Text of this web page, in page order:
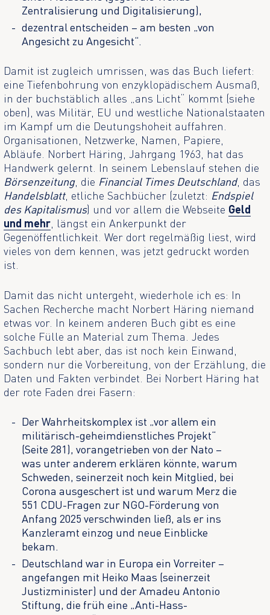
Zentralisierung und Digitalisierung),
dezentral entscheiden – am besten „von
Angesicht zu Angesicht“.
Damit ist zugleich umrissen, was das Buch liefert:
eine Tiefenbohrung von enzyklopädischem Ausmaß,
in der buchstäblich alles „ans Licht“ kommt (siehe
oben), was Militär, EU und westliche Nationalstaaten
im Kampf um die Deutungshoheit auffahren.
Organisationen, Netzwerke, Namen, Papiere,
Abläufe. Norbert Häring, Jahrgang 1963, hat das
Handwerk gelernt. In seinem Lebenslauf stehen die
Börsenzeitung, die Financial Times Deutschland, das
Handelsblatt, etliche Sachbücher (zuletzt: Endspiel
des Kapitalismus) und vor allem die Webseite Geld
und mehr , längst ein Ankerpunkt der
Gegenöffentlichkeit. Wer dort regelmäßig liest, wird
vieles von dem kennen, was jetzt gedruckt worden
ist.
Damit das nicht untergeht, wiederhole ich es: In
Sachen Recherche macht Norbert Häring niemand
etwas vor. In keinem anderen Buch gibt es eine
solche Fülle an Material zum Thema. Jedes
Sachbuch lebt aber, das ist noch kein Einwand,
sondern nur die Vorbereitung, von der Erzählung, die
Daten und Fakten verbindet. Bei Norbert Häring hat
der rote Faden drei Fasern:
Der Wahrheitskomplex ist „vor allem ein
militärisch-geheimdienstliches Projekt“
(Seite 281), vorangetrieben von der Nato –
was unter anderem erklären könnte, warum
Schweden, seinerzeit noch kein Mitglied, bei
Corona ausgeschert ist und warum Merz die
551 CDU-Fragen zur NGO-Förderung von
Anfang 2025 verschwinden ließ, als er ins
Kanzleramt einzog und neue Einblicke
bekam.
Deutschland war in Europa ein Vorreiter –
angefangen mit Heiko Maas (seinerzeit
Justizminister) und der Amadeu Antonio
Stiftung, die früh eine „Anti-Hass-